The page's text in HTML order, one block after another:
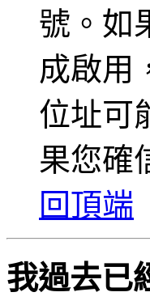
號。如
成啟用
位址可
果您確
回頂端
我過去已